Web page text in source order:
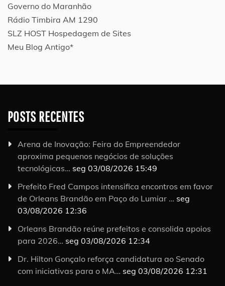
Governo do Maranhão
Rádio Timbira AM 1290
SLZ HOST Hospedagem de Sites
Meu Blog Antigo*
POSTS RECENTES
Arena de Inovação: Feira do Empreendedor
aproxima pequenos negócios de soluções
tecnológicas… seg 03/08/2026 15:49
Prefeito Fred Campos intensifica encontros em favor
de Orleans Brandão em Paço do Lumiar … seg
03/08/2026 12:36
Orleans Brandão reúne prefeitos e consolida apoios
para 2026… seg 03/08/2026 12:34
Dr. Hilton Gonçalo reforça candidatura ao Senado
com iniciativas para o MA… seg 03/08/2026 12:31